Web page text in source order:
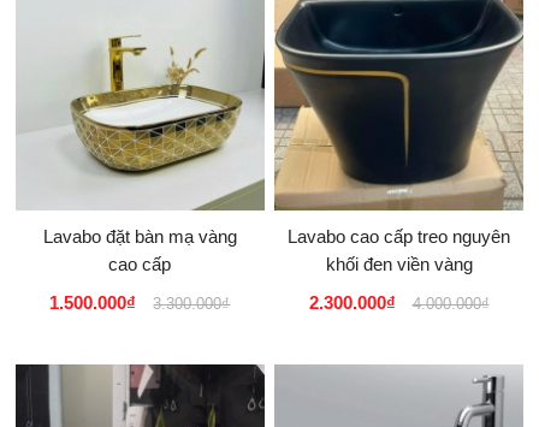
Lavabo đặt bàn mạ vàng
cao cấp
1.500.000₫
3.300.000₫
Lavabo cao cấp treo nguyên
khối đen viền vàng
2.300.000₫
4.000.000₫